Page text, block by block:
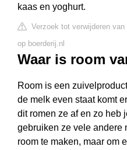
kaas en yoghurt.
Verzoek tot verwijderen van
op boerderij.nl
Waar is room
Room is een
de melk even staat komt
dit romen ze af en zo heb
gebruiken ze vele andere
room te maken, maar om